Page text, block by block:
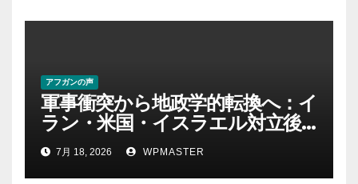
アフガンの声
軍事衝突から地政学的転換へ：イ
ラン・米国・イスラエル対立後
の中東における権力・抵抗・世
界秩序の再定義ー第１部
7月 18, 2026 WPMASTER